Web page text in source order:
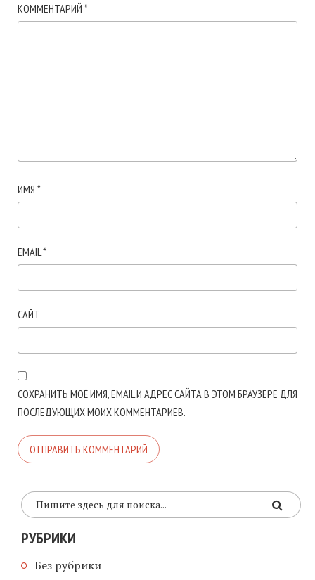
КОММЕНТАРИЙ *
ИМЯ *
EMAIL *
САЙТ
СОХРАНИТЬ МОЁ ИМЯ, EMAIL И АДРЕС САЙТА В ЭТОМ БРАУЗЕРЕ ДЛЯ
ПОСЛЕДУЮЩИХ МОИХ КОММЕНТАРИЕВ.
РУБРИКИ
Без рубрики